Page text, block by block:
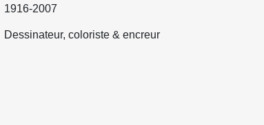
1916-2007
Dessinateur, coloriste & encreur